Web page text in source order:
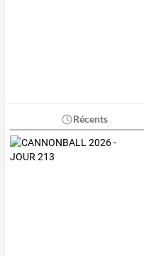
Récents